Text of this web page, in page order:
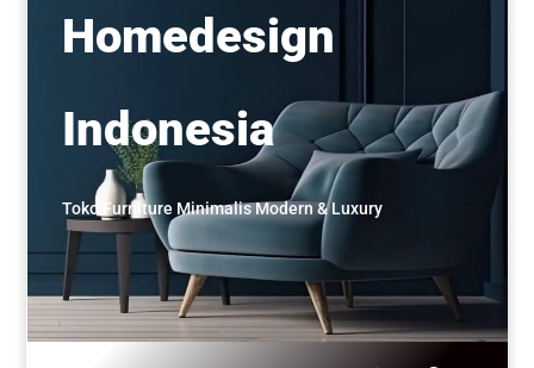
Homedesign
Indonesia
Toko Furniture Minimalis Modern & Luxury